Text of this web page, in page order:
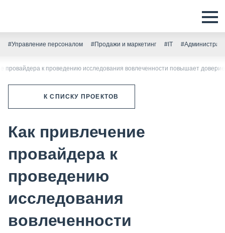
#Управление персоналом #Продажи и маркетинг #IT
провайдера к проведению исследования вовлеченности повышает
К СПИСКУ ПРОЕКТОВ
Как привлечение
провайдера к
проведению
исследования
вовлеченности